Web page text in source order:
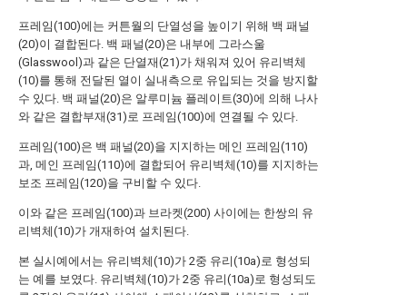
프레임(100)에는 커튼월의 단열성을 높이기 위해 백 패널
(20)이 결합된다. 백 패널(20)은 내부에 그라스울
(Glasswool)과 같은 단열재(21)가 채워져 있어 유리벽체
(10)를 통해 전달된 열이 실내측으로 유입되는 것을 방지할
수 있다. 백 패널(20)은 알루미늄 플레이트(30)에 의해 나사
와 같은 결합부재(31)로 프레임(100)에 연결될 수 있다.
프레임(100)은 백 패널(20)을 지지하는 메인 프레임(110)
과, 메인 프레임(110)에 결합되어 유리벽체(10)를 지지하는
보조 프레임(120)을 구비할 수 있다.
이와 같은 프레임(100)과 브라켓(200) 사이에는 한쌍의 유
리벽체(10)가 개재하여 설치된다.
본 실시예에서는 유리벽체(10)가 2중 유리(10a)로 형성되
는 예를 보였다. 유리벽체(10)가 2중 유리(10a)로 형성되도